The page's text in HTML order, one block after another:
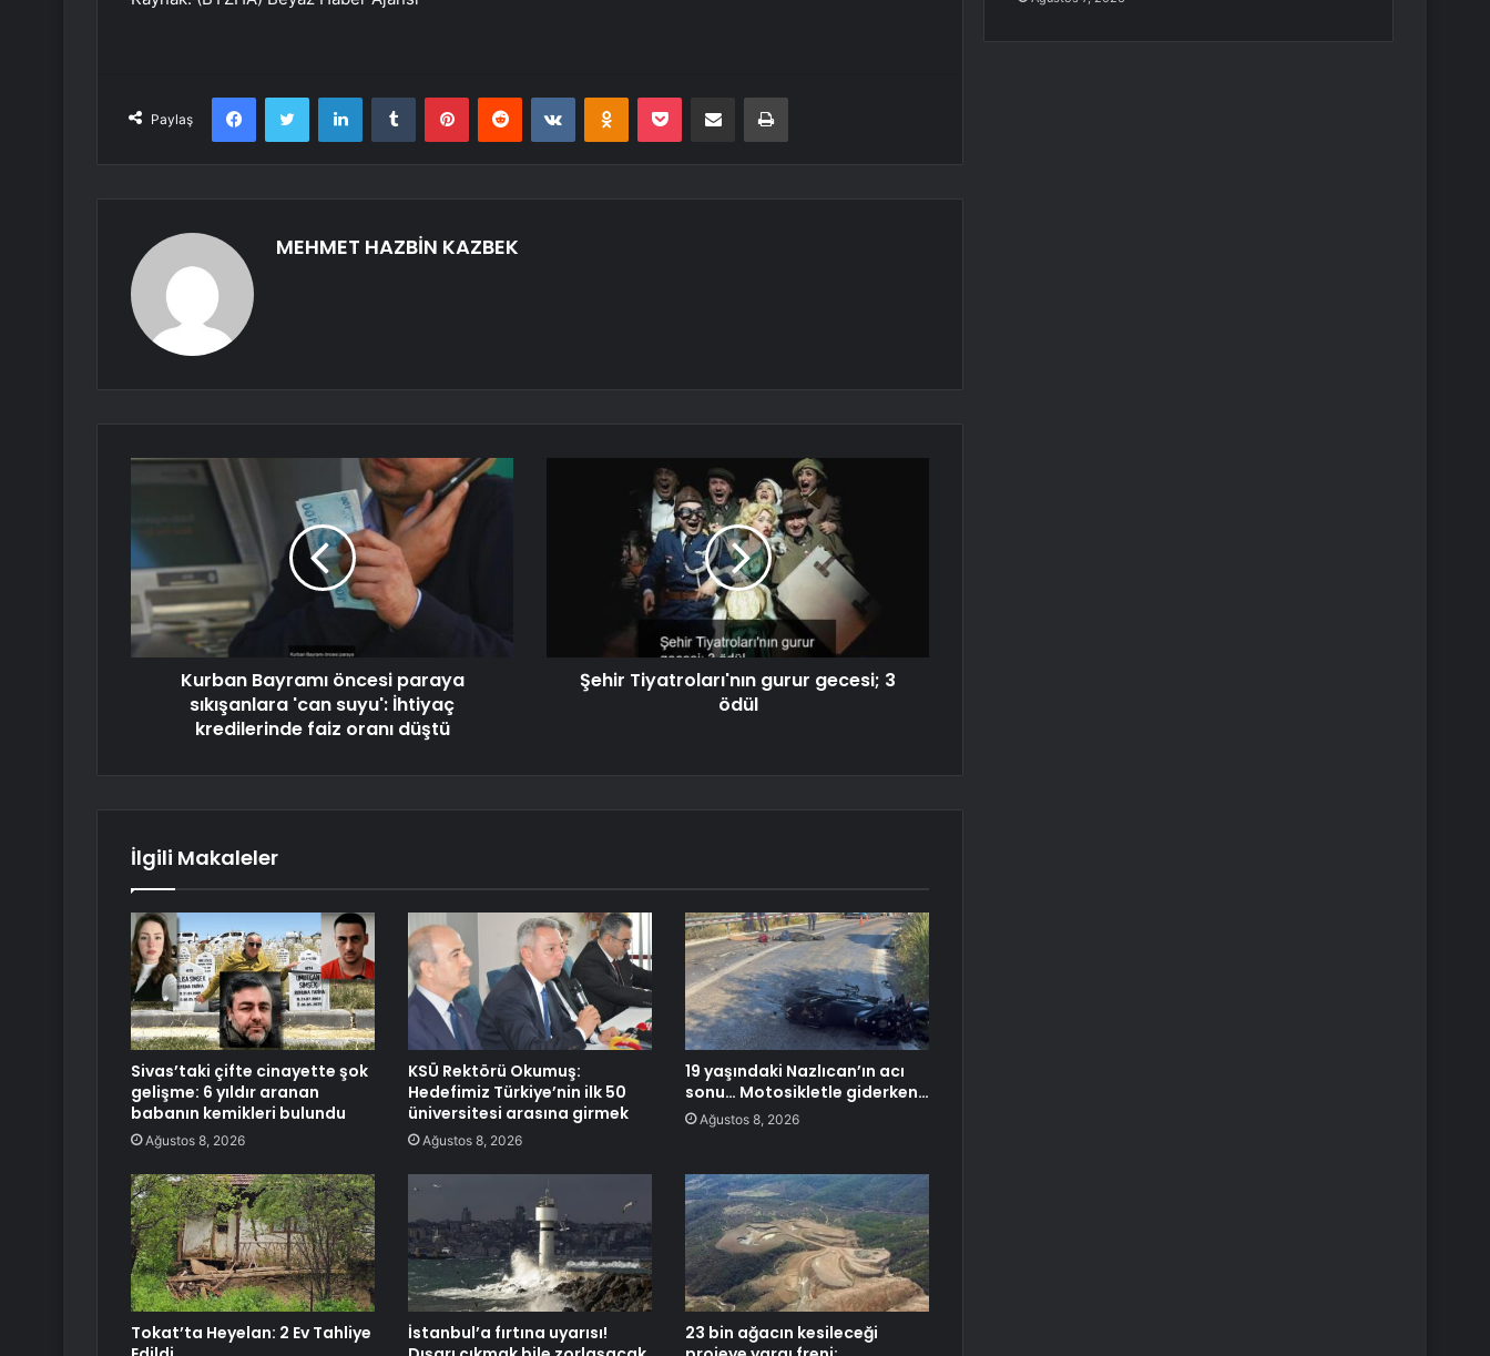
Paylaş
FacebookTwitter LinkedInTumblr PinterestReddit VKontakteOdnoklassniki
Pocket E-Posta ile paylaş Yazdır
MEHMET HAZBİN KAZBEK
Kurban Bayramı öncesi paraya
sıkışanlara 'can suyu': İhtiyaç
kredilerinde faiz oranı düştü
Şehir Tiyatroları'nın gurur gecesi; 3
ödül
İlgili Makaleler
Sivas’taki çifte cinayette şok
gelişme: 6 yıldır aranan
babanın kemikleri bulundu
Ağustos 8, 2026
KSÜ Rektörü Okumuş:
Hedefimiz Türkiye’nin ilk 50
üniversitesi arasına girmek
Ağustos 8, 2026
19 yaşındaki Nazlıcan’ın acı
sonu… Motosikletle giderken…
Ağustos 8, 2026
Tokat’ta Heyelan: 2 Ev Tahliye
İstanbul’a fırtına uyarısı!
23 bin ağacın kesileceği